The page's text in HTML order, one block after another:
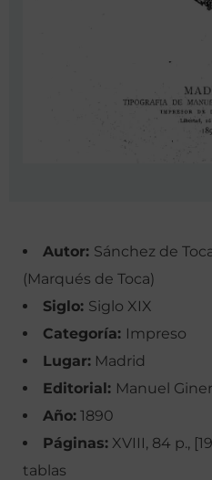
Autor: Sánchez de
(Marqués de Toca)
Siglo: Siglo XIX
Categoría: Impreso
Lugar: Madrid
Editorial: Manuel
Año: 1890
Páginas: XVIII, 84 p.,
tablas